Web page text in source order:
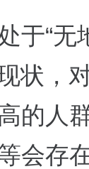
于“
状，
的人
会存